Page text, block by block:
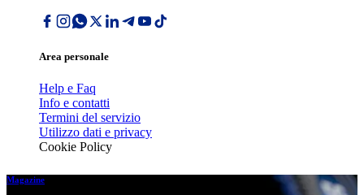
Area personale
Help e Faq
Info e contatti
Termini del servizio
Utilizzo dati e privacy
Cookie Policy
Magazine